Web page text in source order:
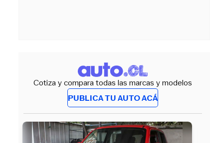
Cotiza y compara todas las marcas y modelos
PUBLICA TU AUTO ACÁ